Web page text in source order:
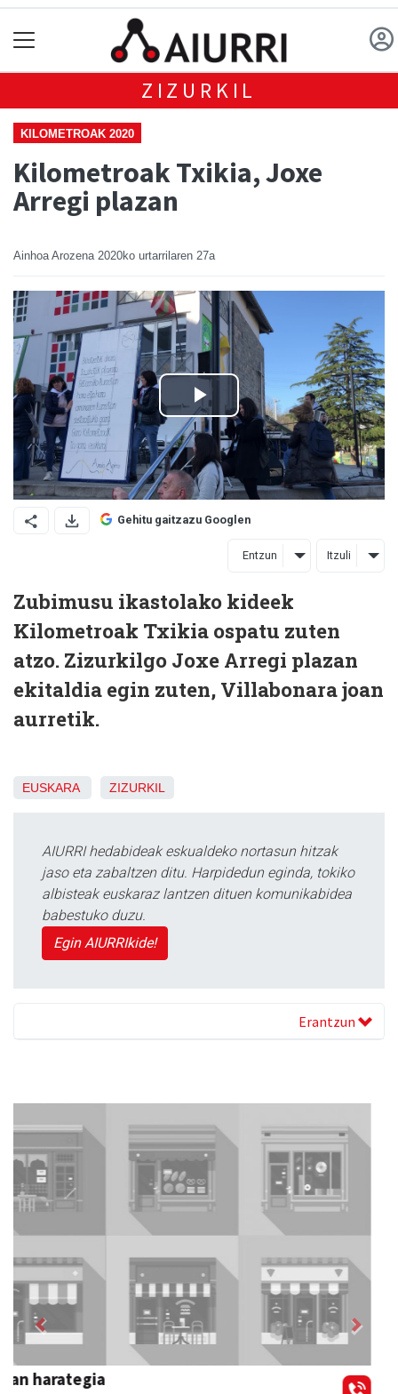
ZIZURKIL
KILOMETROAK 2020
Kilometroak Txikia, Joxe
Arregi plazan
Ainhoa Arozena 2020ko urtarrilaren 27a
Gehitu gaitzazu Googlen
Entzun Itzuli
Zubimusu ikastolako kideek
Kilometroak Txikia ospatu zuten
atzo. Zizurkilgo Joxe Arregi plazan
ekitaldia egin zuten, Villabonara joan
aurretik.
EUSKARA ZIZURKIL
AIURRI hedabideak eskualdeko nortasun hitzak
jaso eta zabaltzen ditu. Harpidedun eginda, tokiko
albisteak euskaraz lantzen dituen komunikabidea
babestuko duzu.
Egin AIURRIkide!
Erantzun
Zubeldia arrain eta mariskoa
Previous Next